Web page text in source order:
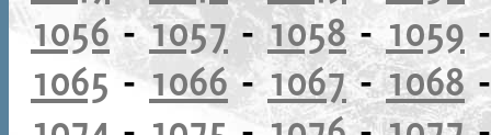
1056-1057-1058- 1059
1065 -1066- 1067-1068